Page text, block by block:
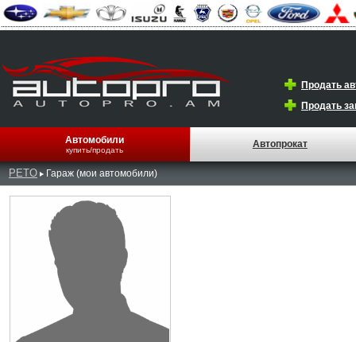
Продать
Продать
Автомобили
купить/продать
Автопрокат
PETO Гараж (мои автомобили)